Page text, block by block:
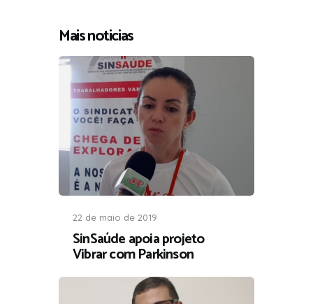
Mais noticias
22 de maio de 2019
SinSaúde apoia projeto
Vibrar com Parkinson